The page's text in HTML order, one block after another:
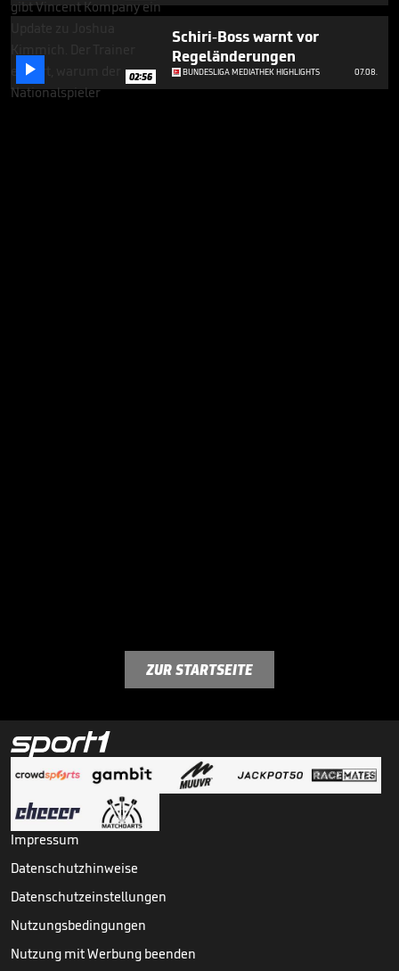
 02:56
Schiri-Boss warnt vor
Regeländerungen
BUNDESLIGA MEDIATHEK HIGHLIGHTS 07.08.
ZUR STARTSEITE
Impressum
Datenschutzhinweise
Datenschutzeinstellungen
Nutzungsbedingungen
Nutzung mit Werbung beenden